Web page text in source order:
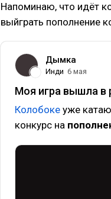
Напоминаю, что идёт
выйграть пополнение
Дымка
Инди 6 мая
Моя игра вышла в
Колобоке уже
конкурс на